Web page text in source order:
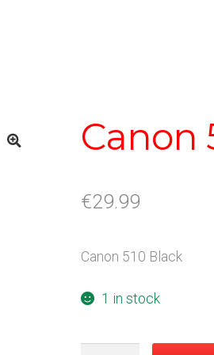
Canon
€29.99
Canon 510 Black
1 in stock